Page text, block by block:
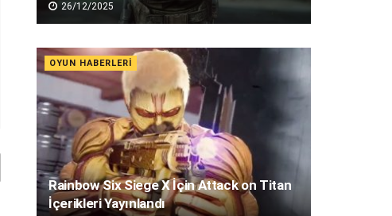
26/12/2025
OYUN HABERLERI
Rainbow Six Siege X İçin Attack on Titan
İçerikleri Yayınlandı